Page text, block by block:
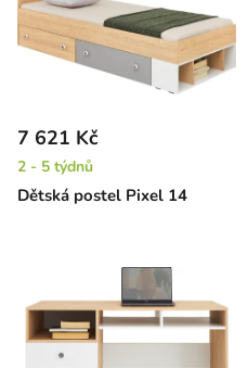
Dětská postel Pixel 14
7 621 Kč
2 - 5 týdnů